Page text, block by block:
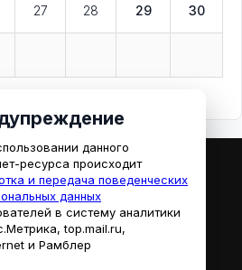
27 28 29 30
АфишаКино
reklama@mediaryazan.ru
данного
ресурса происходит
и передача поведенческих
данных
в систему аналитики
top.mail.ru,
и Рамблер